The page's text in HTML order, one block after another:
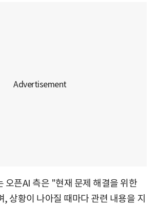
오픈AI 측은 "현재 문제 해결을 위한
, 상황이 나아질 때마다 관련 내용을 지